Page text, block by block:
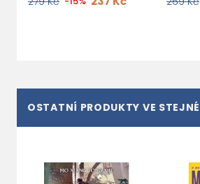
OSTATNÍ PRODUKTY VE